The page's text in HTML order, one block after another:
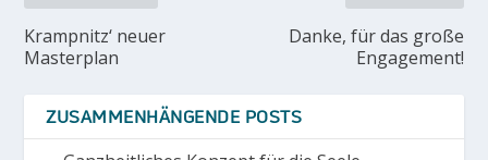
Krampnitz‘ neuer
Masterplan
Danke, für das große
Engagement!
ZUSAMMENHÄNGENDE POSTS